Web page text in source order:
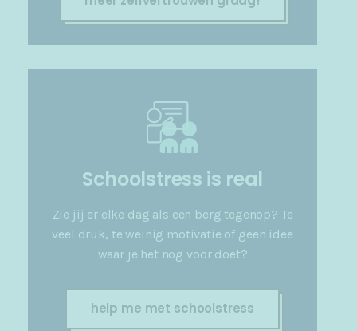
Schoolstress is real
Zie jij er elke dag als een berg tegenop? Te
veel druk, te weinig motivatie of geen idee
waar je het nog voor doet?
help me met schoolstress